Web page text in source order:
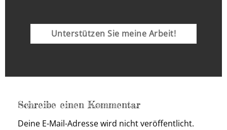
Unterstützen Sie meine Arbeit!
Schreibe einen Kommentar
Deine E-Mail-Adresse wird nicht veröffentlicht.